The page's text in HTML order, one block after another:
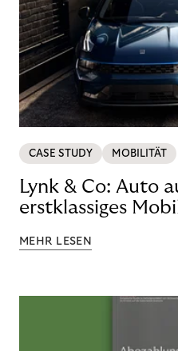
CASE STUDY MOBILITÄT
Lynk & Co: Auto
erstklassiges
MEHR LESEN